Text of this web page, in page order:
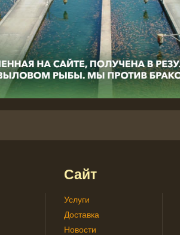
Сайт
Услуги
Доставка
Новости